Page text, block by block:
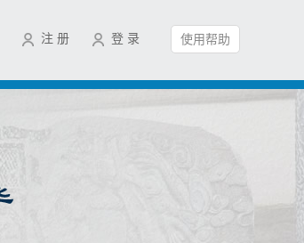
使用帮助
登 录
注 册